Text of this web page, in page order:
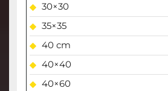
30×30
35×35
40 cm
40×40
40×60